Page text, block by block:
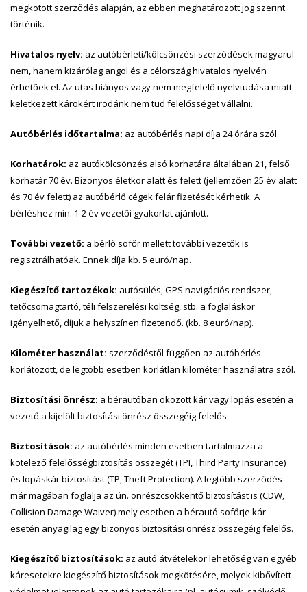
megkötött szerződés alapján, az ebben meghatározott jog szerint
történik.
Hivatalos nyelv: az autóbérleti/kölcsönzési szerződések magyarul
nem, hanem kizárólag angol és a célország hivatalos nyelvén
érhetőek el. Az utas hiányos vagy nem megfelelő nyelvtudása miatt
keletkezett károkért irodánk nem tud felelősséget vállalni.
Autóbérlés időtartalma: az autóbérlés napi díja 24 órára szól.
Korhatárok: az autókölcsönzés alsó korhatára általában 21, felső
korhatár 70 év. Bizonyos életkor alatt és felett (jellemzően 25 év alatt
és 70 év felett) az autóbérlő cégek felár fizetését kérhetik. A
bérléshez min. 1-2 év vezetői gyakorlat ajánlott.
További vezető: a bérlő sofőr mellett további vezetők is
regisztrálhatóak. Ennek díja kb. 5 euró/nap.
Kiegészítő tartozékok: autósülés, GPS navigációs rendszer,
tetőcsomagtartó, téli felszerelési költség, stb. a foglaláskor
igényelhető, díjuk a helyszínen fizetendő. (kb. 8 euró/nap).
Kilométer használat: szerződéstől függően az autóbérlés
korlátozott, de legtöbb esetben korlátlan kilométer használatra szól.
Biztosítási önrész: a bérautóban okozott kár vagy lopás esetén a
vezető a kijelölt biztosítási önrész összegéig felelős.
Biztosítások: az autóbérlés minden esetben tartalmazza a
kötelező felelősségbiztosítás összegét (TPI, Third Party Insurance)
és lopáskár biztosítást (TP, Theft Protection). A legtöbb szerződés
már magában foglalja az ún. önrészcsökkentő biztosítást is (CDW,
Collision Damage Waiver) mely esetben a bérautó sofőrje kár
esetén anyagilag egy bizonyos biztosítási önrész összegéig felelős.
Kiegészítő biztosítások: az autó átvételekor lehetőség van egyéb
káresetekre kiegészítő biztosítások megkötésére, melyek kibővített